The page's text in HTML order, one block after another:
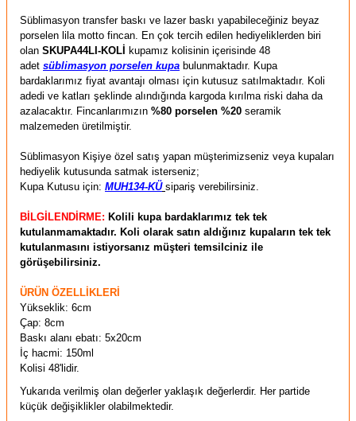
Süblimasyon transfer baskı ve lazer baskı yapabileceğiniz beyaz
porselen lila motto fincan. En çok tercih edilen hediyeliklerden biri
olan SKUPA44LI-KOLİ kupamız kolisinin içerisinde 48
adet süblimasyon porselen kupa bulunmaktadır. Kupa
bardaklarımız fiyat avantajı olması için kutusuz satılmaktadır. Koli
adedi ve katları şeklinde alındığında kargoda kırılma riski daha da
azalacaktır. Fincanlarımızın %80 porselen %20 seramik
malzemeden üretilmiştir.
Süblimasyon Kişiye özel satış yapan müşterimizseniz veya kupaları
hediyelik kutusunda satmak isterseniz;
Kupa Kutusu için: MUH134-KÜ sipariş verebilirsiniz.
BİLGİLENDİRME: Kolili kupa bardaklarımız tek tek
kutulanmamaktadır. Koli olarak satın aldığınız kupaların tek tek
kutulanmasını istiyorsanız müşteri temsilciniz ile
görüşebilirsiniz.
ÜRÜN ÖZELLİKLERİ
Yükseklik: 6cm
Çap: 8cm
Baskı alanı ebatı: 5x20cm
İç hacmi: 150ml
Kolisi 48'lidir.
Yukarıda verilmiş olan değerler yaklaşık değerlerdir. Her partide
küçük değişiklikler olabilmektedir.